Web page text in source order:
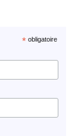
*obligatoire